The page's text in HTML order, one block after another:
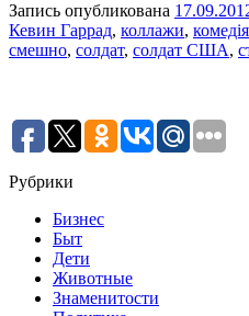
Запись опубликована
Кевин Гаррад, коллажи, комедія
смешно, солдат, солдат США,
Рубрики
Бизнес
Быт
Дети
Животные
Знаменитости